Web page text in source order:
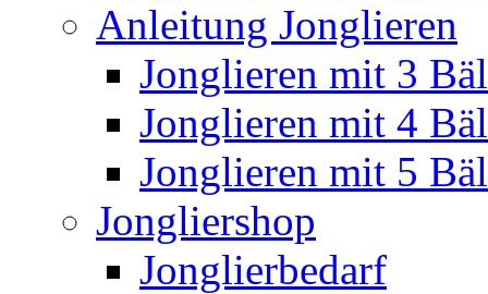
Anleitung Jonglieren
Jonglieren mit 3
Jonglieren mit 4
Jonglieren mit 5
Jongliershop
Jonglierbedarf